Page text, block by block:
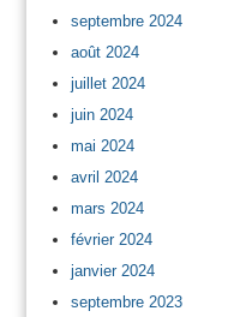
septembre 2024
août 2024
juillet 2024
juin 2024
mai 2024
avril 2024
mars 2024
février 2024
janvier 2024
septembre 2023